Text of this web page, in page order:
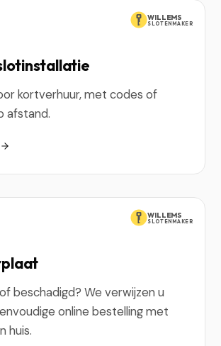
WILLEMS
SLOTENMAKER
kortverhuur, met codes of
afstand.
WILLEMS
SLOTENMAKER
beschadigd? We verwijzen u
online bestelling met
huis.